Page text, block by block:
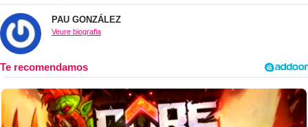
PAU GONZÁLEZ
Veure biografia